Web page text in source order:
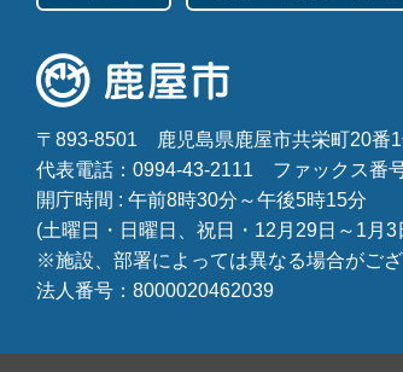
〒893-8501
鹿児島県鹿屋市共栄町20番
代表電話：0994-43-2111
ファックス番
開庁時間 : 午前8時30分～午後5時15分
(土曜日・日曜日、祝日・12月29日～1月3
※施設、部署によっては異なる場合がござ
法人番号：8000020462039